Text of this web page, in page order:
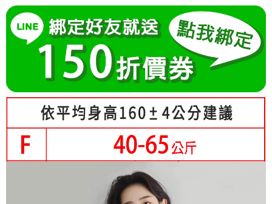
3.實際核准額度、可分期數及費用金額請依後續交易確認頁面所載為準。
4.訂單成立30分鐘內，如未前往確認交易或遇審核未通過，訂單將自動取
消。如遇「轉專審核」未通過狀況，表示未達大哥付你分期系統評分，恕無
法說明評估內容。
【繳款方式說明】
1.分期款項不併入電信帳單，「大哥付你分期」於每月結算日後寄送繳費提
2.透過簡訊連結打開帳單後，可選擇「超商條碼／台灣大直營門市／銀行轉
帳／街口支付／iPASS MONEY」等通路繳費。
【注意事項】
1.本服務係由「台灣大哥大股份有限公司」（以下簡稱本公司）所提供，讓
用戶於交易時，得透過本服務購買商品或服務，並由商店將買賣／分期付款
買賣價金債權讓與本公司後，依約使用本公司帳單繳交帳款。
資料（包含姓名、電話或地址）提供予台灣大哥大進項蒐集、處理及利用，
由本公司與您本人進行分期帳單所需資料之確認、核對及更正。
3.完整用戶服務條款，請詳閱以下連結：https://oppay.tw/userRule
AFTEE先享後付是「在收到商品之後才付款」的支付方式。 讓您購物簡單
便利好安心！
１．簡單：不需註冊會員、不需綁卡、不需儲值。
２．便利：只要手機號碼，簡訊認證，即可結帳。
３．安心：先確認商品／服務後，再付款。
【「AFTEE先享後付」結帳流程】
１．於結帳方式選擇「AFTEE先享後付」後，將跳轉至「AFTEE先享後付」
結帳頁面，進行簡訊認證並確認金額後，即可完成結帳。
２．訂單成立數日內，您將收到繳費通知簡訊。
３．收到繳費通知簡訊後14天內，點擊此簡訊中的連結，可透過四大超商／
ATM／網路銀行／等多元方式進行付款，方視為交易完成。
※ 請注意：結帳手續完成當下不需立刻繳費，但若您需要取消訂單，請聯絡
購買商品的店家。未經商家同意取消之訂單仍視為有效，需透過AFTEE先享
後付繳納相關費用。
※ 交易是否成功請以「AFTEE先享後付 」之結帳頁面顯示為準，若有關於
是否繳費成功／繳費後需取消欲退款等相關疑問，請聯繫「AFTEE先享後付
https://netprotections.freshdesk.com/support/home
Hami Point
相關說明
「Hami Point」為中華電信所提供之點數服務，可於會員專區綁定中華電信
會員帳號後，即可在購物車使用 Hami Point 折抵消費金額 (1點等於1元)。
ATM付款
全家付款取貨
每筆NT$80，滿NT$699(含以上)免運費
付款後全家取貨
每筆NT$80，滿NT$699(含以上)免運費
每筆NT$80，滿NT$699(含以上)免運費